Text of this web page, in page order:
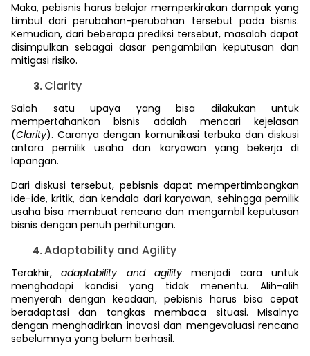
Maka, pebisnis harus belajar memperkirakan dampak yang
timbul dari perubahan-perubahan tersebut pada bisnis.
Kemudian, dari beberapa prediksi tersebut, masalah dapat
disimpulkan sebagai dasar pengambilan keputusan dan
mitigasi risiko.
Clarity
Salah satu upaya yang bisa dilakukan untuk
mempertahankan bisnis adalah mencari kejelasan
(Clarity). Caranya dengan komunikasi terbuka dan diskusi
antara pemilik usaha dan karyawan yang bekerja di
lapangan.
Dari diskusi tersebut, pebisnis dapat mempertimbangkan
ide-ide, kritik, dan kendala dari karyawan, sehingga pemilik
usaha bisa membuat rencana dan mengambil keputusan
bisnis dengan penuh perhitungan.
Adaptability and Agility
Terakhir,adaptability and agilitymenjadi cara untuk
menghadapi kondisi yang tidak menentu. Alih-alih
menyerah dengan keadaan, pebisnis harus bisa cepat
beradaptasi dan tangkas membaca situasi. Misalnya
dengan menghadirkan inovasi dan mengevaluasi rencana
sebelumnya yang belum berhasil.